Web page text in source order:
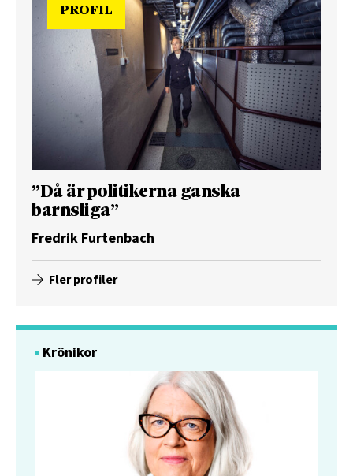
PROFIL
”Då är politikerna ganska
barnsliga”
Fredrik Furtenbach
Fler profiler
Krönikor